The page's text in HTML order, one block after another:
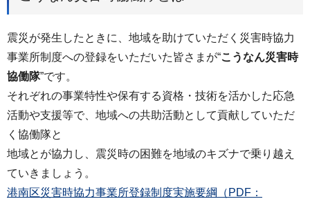
震災が発生したときに、地域を助けていただく災害時協力
事業所制度への登録をいただいた皆さまが“こうなん災害時
協働隊”です。
それぞれの事業特性や保有する資格・技術を活かした応急
活動や支援等で、地域への共助活動として貢献していただ
く協働隊と
地域とが協力し、震災時の困難を地域のキズナで乗り越え
ていきましょう。
港南区災害時協力事業所登録制度実施要綱（PDF：